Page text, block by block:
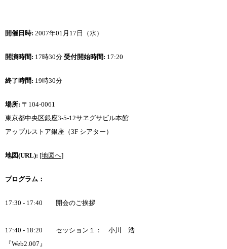
開催日時: 2007年01月17日（水）
開演時間: 17時30分 受付開始時間: 17:20
終了時間: 19時30分
場所: 〒104-0061
東京都中央区銀座3-5-12サヱグサビル本館
アップルストア銀座（3F シアター）
地図(URL): [地図へ]
プログラム：
17:30 - 17:40 開会のご挨拶
17:40 - 18:20 セッション１： 小川 浩
『Web2.007』